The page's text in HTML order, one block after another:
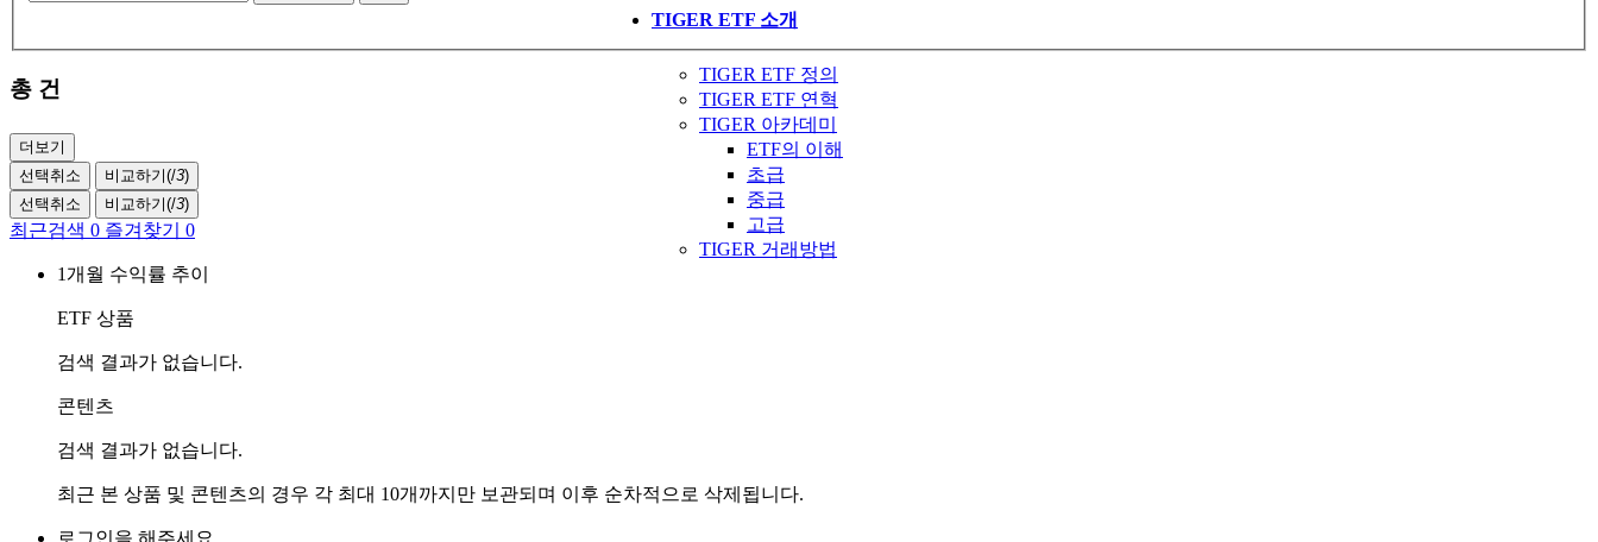
TIGER ETF 소개
TIGER ETF 정의
TIGER ETF 연혁
TIGER 아카데미
ETF의 이해
초급
중급
고급
TIGER 거래방법
총 건
더보기
선택취소
비교하기(/3)
선택취소
비교하기(/3)
최근검색 0 즐겨찾기 0
1개월 수익률 추이
ETF 상품
검색 결과가 없습니다.
콘텐츠
검색 결과가 없습니다.
최근 본 상품 및 콘텐츠의 경우 각 최대 10개까지만 보관되며 이후 순차적으로 삭제됩니다.
로그인을 해주세요